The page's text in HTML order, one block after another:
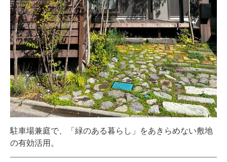
駐車場兼庭で、「緑のある暮らし」をあきらめない敷地
の有効活用。